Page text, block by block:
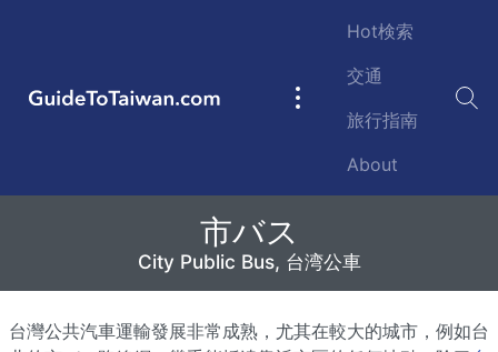
GuideToTaiwan.com
Main
Hot検索
交通
旅行指南
About
City Public Bus, 台湾公車
市バス
City Public Bus, 台湾公車
台灣公共汽車運輸發展非常成熟，尤其在較大的城市，例如台